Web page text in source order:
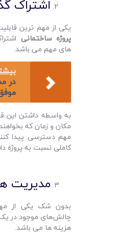
اشتراک
یکی از مهم‌ ترین
پروژه ساختمانی
های مهم می ‌باشد.
در
به واسطه داشتن این
مکان و زمان که
مهم دسترسی پیدا
کاملی نسبت به پروژه
مدیریت
بدون شک یکی از
چالش‌های موجود در
هزینه‌ ها می ‌باشد.